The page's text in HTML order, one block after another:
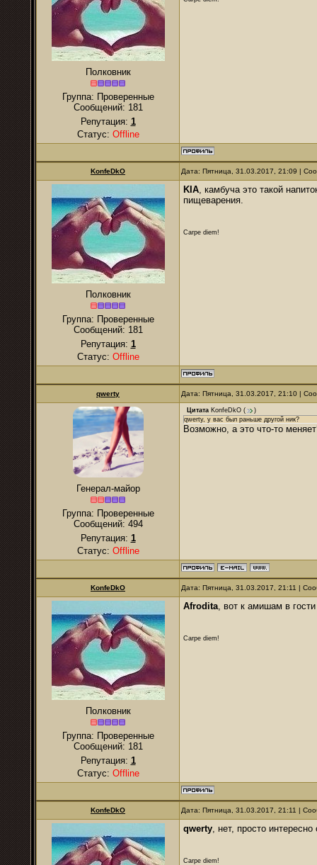
Полковник
Группа: Проверенные
Сообщений: 181
Репутация: 1
Статус: Offline
KonfeDkO Дата: Пятница, 31.03.2017, 21:09 |
Полковник
Группа: Проверенные
Сообщений: 181
Репутация: 1
Статус: Offline
KIA, камбуча это такой
пищеварения.
Carpe diem!
qwerty Дата: Пятница, 31.03.2017, 21:10 |
Генерал-майор
Группа: Проверенные
Сообщений: 494
Репутация: 1
Статус: Offline
Цитата KonfeDkO (
)
qwerty, у вас был раньше другой ник?
Возможно, а это что-то
KonfeDkO Дата: Пятница, 31.03.2017, 21:11 |
Полковник
Группа: Проверенные
Сообщений: 181
Репутация: 1
Статус: Offline
Afrodita, вот к амишам в
Carpe diem!
KonfeDkO Дата: Пятница, 31.03.2017, 21:11 |
qwerty, нет, просто
Carpe diem!